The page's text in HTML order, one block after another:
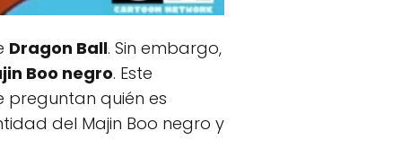
Dragon Ball. Sin embargo,
Boo negro. Este
preguntan quién es
del Majin Boo negro y